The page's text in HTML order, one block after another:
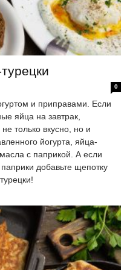
0
и приправами. Если
яйца на завтрак,
только вкусно, но и
йогурта, яйца-
с паприкой. А если
добавьте щепотку